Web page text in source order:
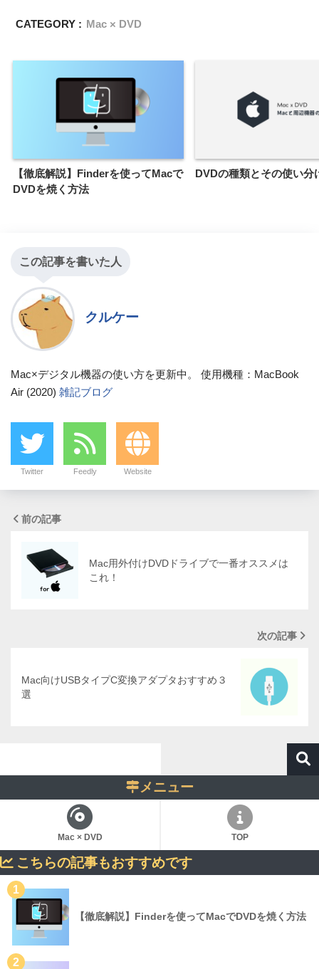
CATEGORY : Mac × DVD
【徹底解説】Finderを使ってMacで
DVDを焼く方法
DVDの種類とその使い分
この記事を書いた人
クルケー
Mac×デジタル機器の使い方を更新中。 使用機種：MacBook
Air (2020) 雑記ブログ
Twitter Feedly Website
前の記事
Mac用外付けDVDドライブで一番オススメは
これ！
次の記事
Mac向けUSBタイプC変換アダプタおすすめ３
選
メニュー
Mac × DVD TOP
こちらの記事もおすすめです
1
【徹底解説】Finderを使ってMacでDVDを焼く方法
2